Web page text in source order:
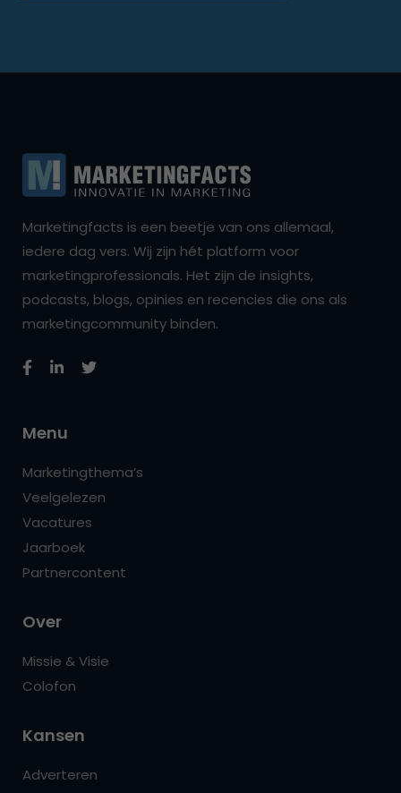
Marketingfacts is een beetje van ons allemaal,
iedere dag vers. Wij zijn hét platform voor
marketingprofessionals. Het zijn de insights,
podcasts, blogs, opinies en recencies die ons als
marketingcommunity binden.
Menu
Marketingthema’s
Veelgelezen
Vacatures
Jaarboek
Partnercontent
Over
Missie & Visie
Colofon
Kansen
Adverteren